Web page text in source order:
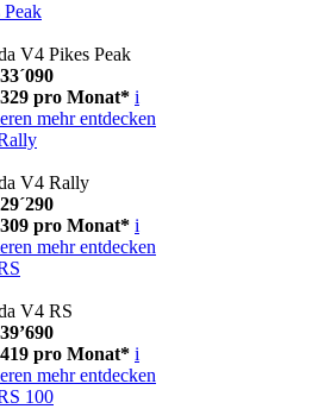
V4 Pikes Peak
pro Monat* i
mehr entdecken
V4 Rally
pro Monat* i
mehr entdecken
V4 RS
pro Monat* i
mehr entdecken
100